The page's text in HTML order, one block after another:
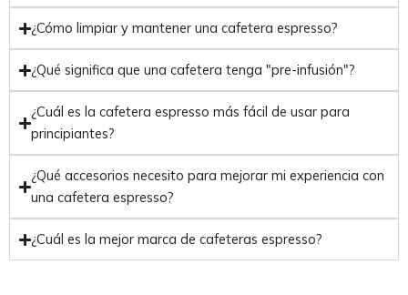
¿Cómo limpiar y mantener una cafetera espresso?
¿Qué significa que una cafetera tenga "pre-infusión"?
¿Cuál es la cafetera espresso más fácil de usar para
principiantes?
¿Qué accesorios necesito para mejorar mi experiencia con
una cafetera espresso?
¿Cuál es la mejor marca de cafeteras espresso?